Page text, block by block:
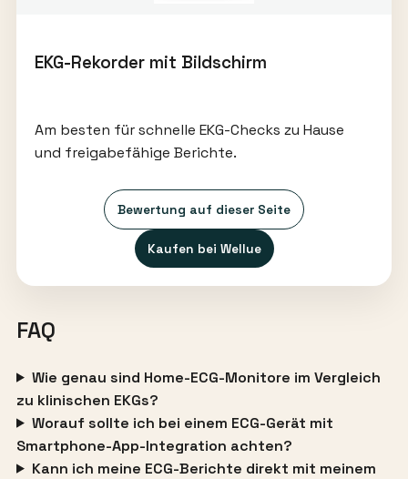
EKG-Rekorder mit Bildschirm
Am besten für schnelle EKG-Checks zu Hause
und freigabefähige Berichte.
Bewertung auf dieser Seite
Kaufen bei Wellue
FAQ
Wie genau sind Home-ECG-Monitore im Vergleich
zu klinischen EKGs?
Worauf sollte ich bei einem ECG-Gerät mit
Smartphone-App-Integration achten?
Kann ich meine ECG-Berichte direkt mit meinem